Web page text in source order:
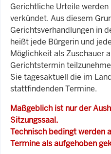
Gerichtliche Urteile
verkündet. Aus diesem
Gerichtsverhandlungen in
heißt jede Bürgerin und
Möglichkeit als Zuschauer
Gerichtstermin
Sie tagesaktuell die im
stattfindenden Termine.
Maßgeblich ist nur der
Sitzungssaal.
Technisch bedingt werden
Termine als aufgehoben